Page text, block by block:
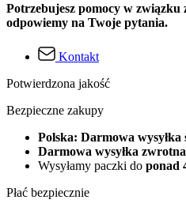
Potrzebujesz pomocy w związku
odpowiemy na Twoje pytania.
Kontakt
Potwierdzona jakość
Bezpieczne zakupy
Polska: Darmowa wysyłka
Darmowa wysyłka zwrotna
Wysyłamy paczki do ponad
Płać bezpiecznie